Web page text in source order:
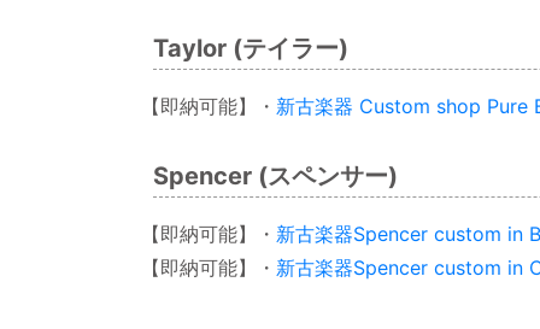
Taylor (テイラー)
【即納可能】・ 新古楽器 Custom shop Pure
Spencer (スペンサー)
【即納可能】・ 新古楽器Spencer custom in
【即納可能】・ 新古楽器Spencer custom in